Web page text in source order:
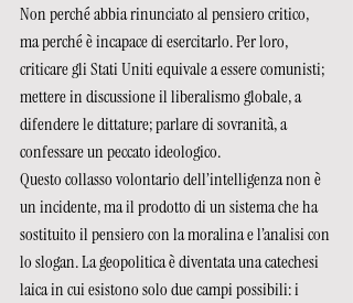
Non perché abbia rinunciato al pensiero critico,
ma perché è incapace di esercitarlo. Per loro,
criticare gli Stati Uniti equivale a essere comunisti;
mettere in discussione il liberalismo globale, a
difendere le dittature; parlare di sovranità, a
confessare un peccato ideologico.
Questo collasso volontario dell’intelligenza non è
un incidente, ma il prodotto di un sistema che ha
sostituito il pensiero con la moralina e l’analisi con
lo slogan. La geopolitica è diventata una catechesi
laica in cui esistono solo due campi possibili: i